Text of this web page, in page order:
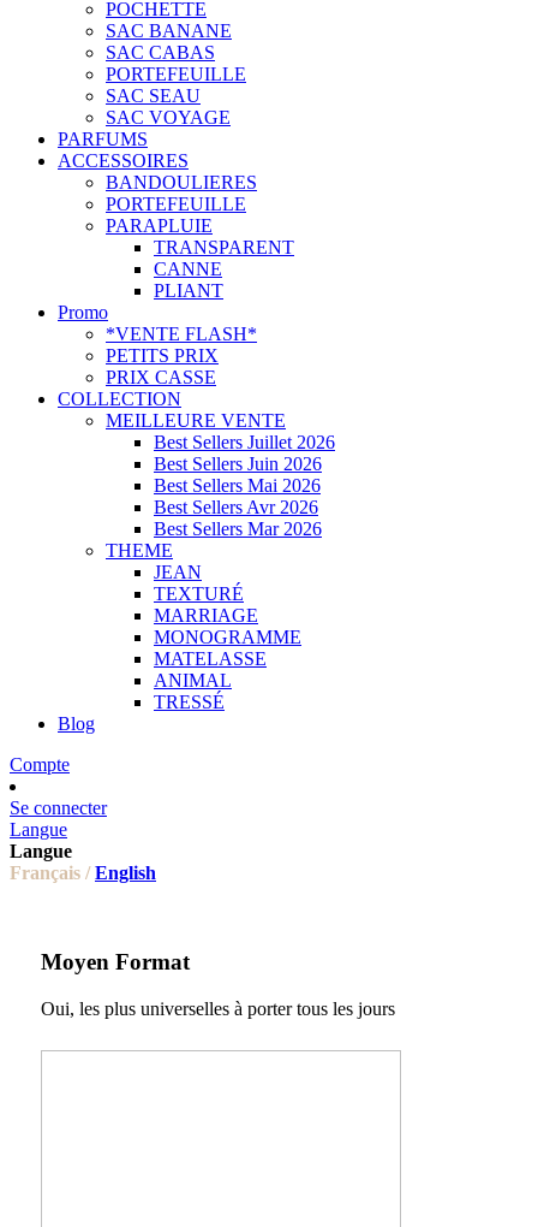
POCHETTE
SAC BANANE
SAC CABAS
PORTEFEUILLE
SAC SEAU
SAC VOYAGE
PARFUMS
ACCESSOIRES
BANDOULIERES
PORTEFEUILLE
PARAPLUIE
TRANSPARENT
CANNE
PLIANT
Promo
*VENTE FLASH*
PETITS PRIX
PRIX CASSE
COLLECTION
MEILLEURE VENTE
Best Sellers Juillet 2026
Best Sellers Juin 2026
Best Sellers Mai 2026
Best Sellers Avr 2026
Best Sellers Mar 2026
THEME
JEAN
TEXTURÉ
MARRIAGE
MONOGRAMME
MATELASSE
ANIMAL
TRESSÉ
Blog
Compte
Se connecter
Langue
Langue
Français / English
Moyen Format
Oui, les plus universelles à porter tous les jours